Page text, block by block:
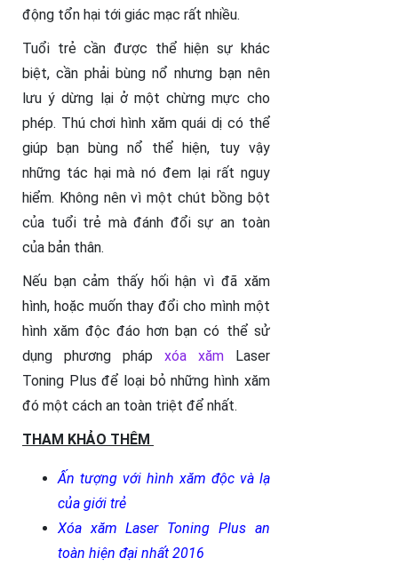
động tổn hại tới giác mạc rất nhiều.
Tuổi trẻ cần được thể hiện sự khác
biệt, cần phải bùng nổ nhưng bạn nên
lưu ý dừng lại ở một chừng mực cho
phép. Thú chơi hình xăm quái dị có thể
giúp bạn bùng nổ thể hiện, tuy vậy
những tác hại mà nó đem lại rất nguy
hiểm. Không nên vì một chút bồng bột
của tuổi trẻ mà đánh đổi sự an toàn
của bản thân.
Nếu bạn cảm thấy hối hận vì đã xăm
hình, hoặc muốn thay đổi cho mình một
hình xăm độc đáo hơn bạn có thể sử
dụng phương pháp xóa xămLaser
Toning Plus để loại bỏ những hình xăm
đó một cách an toàn triệt để nhất.
THAM KHẢO THÊM
Ấn tượng với hình xăm độc và lạ
của giới trẻ
Xóa xăm Laser Toning Plus an
toàn hiện đại nhất 2016